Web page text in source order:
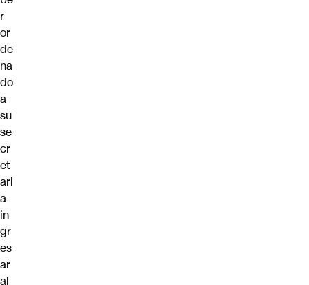
r
or
de
na
do
a
su
se
cr
et
ari
a
in
gr
es
ar
al